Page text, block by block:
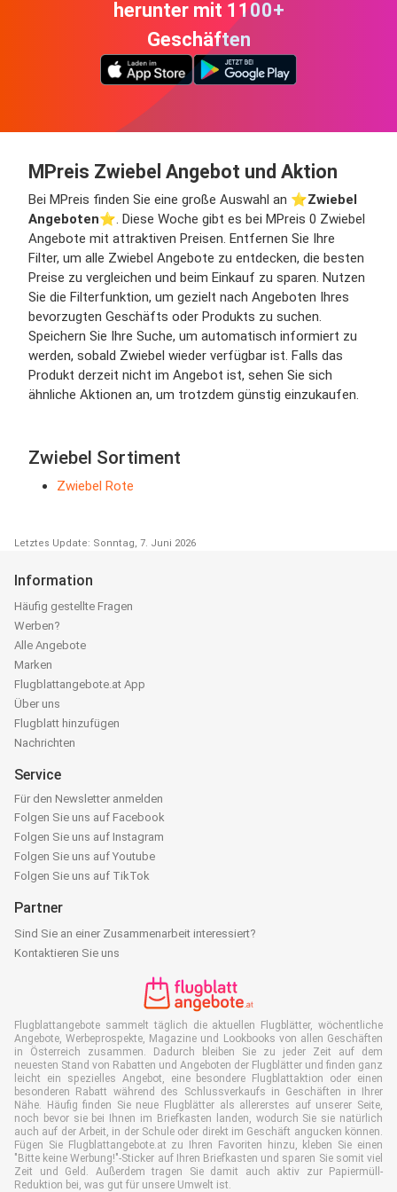
herunter mit 1100+
Geschäften
MPreis Zwiebel Angebot und Aktion
Bei MPreis finden Sie eine große Auswahl an ⭐️Zwiebel
Angeboten⭐️. Diese Woche gibt es bei MPreis 0 Zwiebel
Angebote mit attraktiven Preisen. Entfernen Sie Ihre
Filter, um alle Zwiebel Angebote zu entdecken, die besten
Preise zu vergleichen und beim Einkauf zu sparen. Nutzen
Sie die Filterfunktion, um gezielt nach Angeboten Ihres
bevorzugten Geschäfts oder Produkts zu suchen.
Speichern Sie Ihre Suche, um automatisch informiert zu
werden, sobald Zwiebel wieder verfügbar ist. Falls das
Produkt derzeit nicht im Angebot ist, sehen Sie sich
ähnliche Aktionen an, um trotzdem günstig einzukaufen.
Zwiebel Sortiment
Zwiebel Rote
Letztes Update: Sonntag, 7. Juni 2026
Information
Häufig gestellte Fragen
Werben?
Alle Angebote
Marken
Flugblattangebote.at App
Über uns
Flugblatt hinzufügen
Nachrichten
Service
Für den Newsletter anmelden
Folgen Sie uns auf Facebook
Folgen Sie uns auf Instagram
Folgen Sie uns auf Youtube
Folgen Sie uns auf TikTok
Partner
Sind Sie an einer Zusammenarbeit interessiert?
Kontaktieren Sie uns
Flugblattangebote sammelt täglich die aktuellen Flugblätter, wöchentliche
Angebote, Werbeprospekte, Magazine und Lookbooks von allen Geschäften
in Österreich zusammen. Dadurch bleiben Sie zu jeder Zeit auf dem
neuesten Stand von Rabatten und Angeboten der Flugblätter und finden ganz
leicht ein spezielles Angebot, eine besondere Flugblattaktion oder einen
besonderen Rabatt während des Schlussverkaufs in Geschäften in Ihrer
Nähe. Häufig finden Sie neue Flugblätter als allererstes auf unserer Seite,
noch bevor sie bei Ihnen im Briefkasten landen, wodurch Sie sie natürlich
auch auf der Arbeit, in der Schule oder direkt im Geschäft angucken können.
Fügen Sie Flugblattangebote.at zu Ihren Favoriten hinzu, kleben Sie einen
"Bitte keine Werbung!"-Sticker auf Ihren Briefkasten und sparen Sie somit viel
Zeit und Geld. Außerdem tragen Sie damit auch aktiv zur Papiermüll-
Reduktion bei, was gut für unsere Umwelt ist.